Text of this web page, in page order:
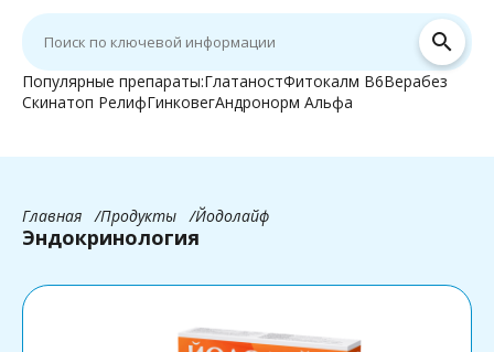
search
Популярные препараты:ГлатаностФитокалм В6Верабез
Скинатоп РелифГинковегАндронорм Альфа
Эндокринология
Главная Продукты Йодолайф